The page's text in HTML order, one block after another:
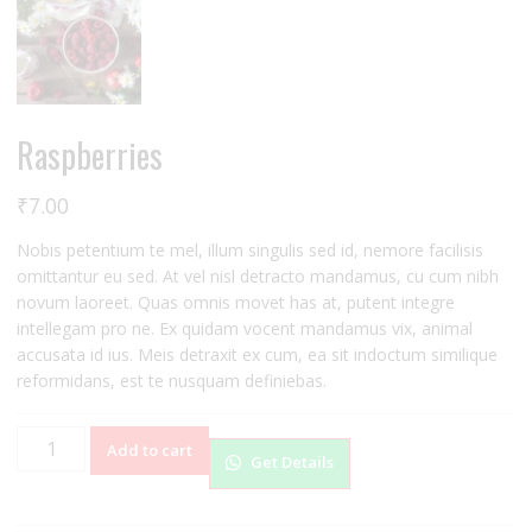
Raspberries
₹7.00
Nobis petentium te mel, illum singulis sed id, nemore facilisis
omittantur eu sed. At vel nisl detracto mandamus, cu cum nibh
novum laoreet. Quas omnis movet has at, putent integre
intellegam pro ne. Ex quidam vocent mandamus vix, animal
accusata id ius. Meis detraxit ex cum, ea sit indoctum similique
reformidans, est te nusquam definiebas.
Raspberries
Add to cart
Get Details